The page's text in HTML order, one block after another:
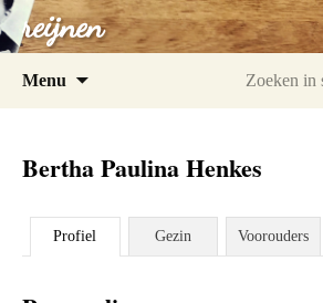
reijnen
Menu
Bertha Paulina Henkes
Profiel Gezin Voorouders